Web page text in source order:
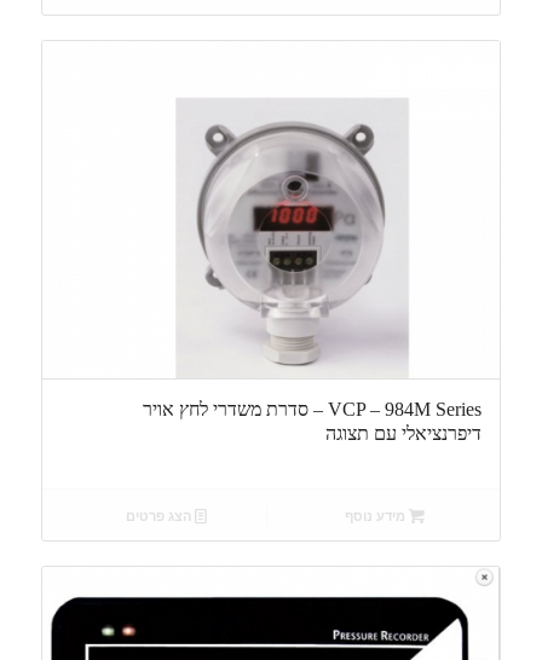
VCP – 984M Series – סדרת משדרי לחץ אויר
דיפרנציאלי עם תצוגה
מידע נוסף הצג פרטים